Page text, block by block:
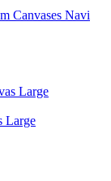
Canvases Navi
Large